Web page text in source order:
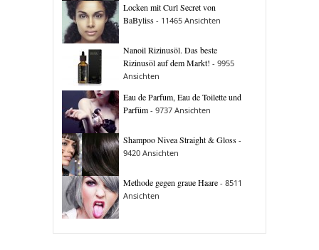
Locken mit Curl Secret von
BaByliss - 11465 Ansichten
Nanoil Rizinusöl. Das beste
Rizinusöl auf dem Markt! - 9955
Ansichten
Eau de Parfum, Eau de Toilette und
Parfüm - 9737 Ansichten
Shampoo Nivea Straight & Gloss -
9420 Ansichten
Methode gegen graue Haare - 8511
Ansichten